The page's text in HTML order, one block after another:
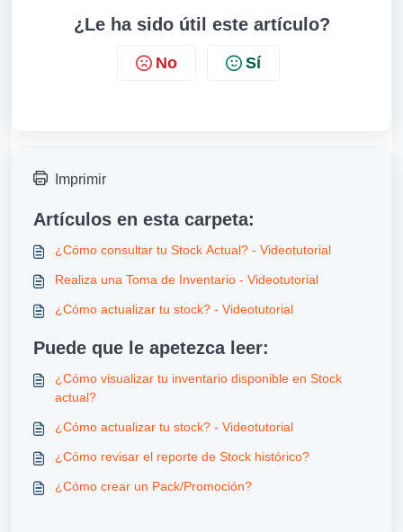
¿Le ha sido útil este artículo?
No Sí
Imprimir
Artículos en esta carpeta:
¿Cómo consultar tu Stock Actual? - Videotutorial
Realiza una Toma de Inventario - Videotutorial
¿Cómo actualizar tu stock? - Videotutorial
Puede que le apetezca leer:
¿Cómo visualizar tu inventario disponible en Stock
actual?
¿Cómo actualizar tu stock? - Videotutorial
¿Cómo revisar el reporte de Stock histórico?
¿Cómo crear un Pack/Promoción?